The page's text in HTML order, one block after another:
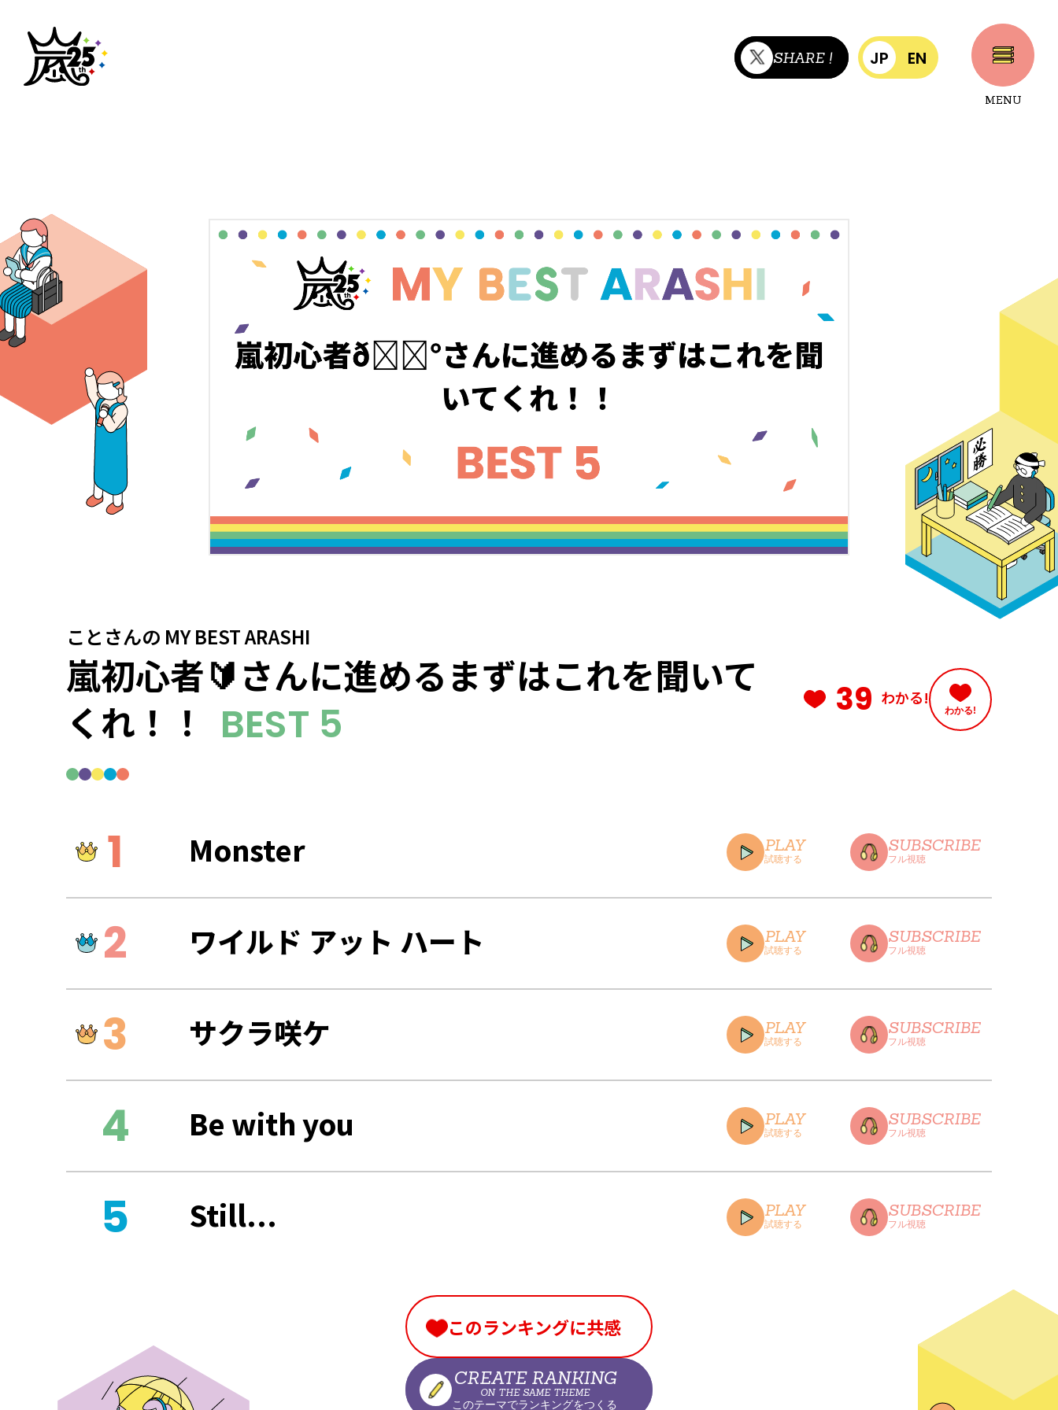
SHARE ! JP EN
MENU
ことさんの MY BEST ARASHI
嵐初心者🔰さんに進めるまずはこれを聞いて
くれ！！
BEST 5 39 わかる!
わかる!
Monster PLAY
試聴する
SUBSCRIBE
フル視聴
CLOSE
ワイルド アット ハート PLAY
試聴する
SUBSCRIBE
フル視聴
CLOSE
サクラ咲ケ PLAY
試聴する
SUBSCRIBE
フル視聴
CLOSE
Be with you PLAY
試聴する
SUBSCRIBE
フル視聴
Still... PLAY
試聴する
SUBSCRIBE
フル視聴
CLOSE
このランキングに共感
CREATE RANKING
ON THE SAME THEME
このテーマでランキングをつくる